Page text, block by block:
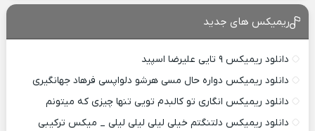
ریمیکس های جدید
دانلود ریمیکس ۹ تایی علیرضا اسپید
دانلود ریمیکس دواره حال مسی هرشو دلواپسی فرهاد جهانگیری
دانلود ریمیکس انگاری تو کالبدم تویی تنها چیزی که میتونم
دانلود ریمیکس دلتنگتم خیلی لیلی لیلی لیلی _ میکس ترکیبی